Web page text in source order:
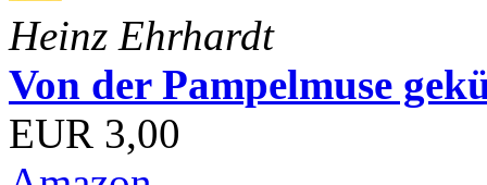
Heinz Ehrhardt
Von der Pampelmuse
EUR 3,00